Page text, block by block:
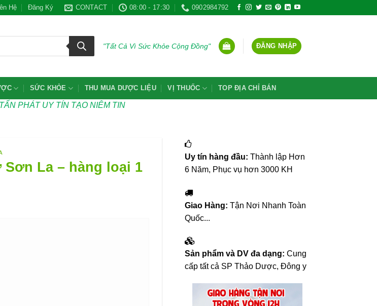
Hệ Đăng Ký CONTACT 08:00 - 17:30 0902984792
"Tất Cả Vì Sức Khỏe Cộng Đồng" ĐĂNG NHẬP
SỨC KHỎE THU MUA DƯỢC LIỆU VỊ THUỐC TOP ĐỊA CHỈ BÁN
PHÁT UY TÍN TẠO NIÊM TIN
La – hàng loại 1
Uy tín hàng đầu: Thành lập Hơn
6 Năm, Phục vụ hơn 3000 KH
Giao Hàng: Tận Nơi Nhanh Toàn
Quốc...
Sản phẩm và DV đa dạng: Cung
cấp tất cả SP Thảo Dược, Đông y